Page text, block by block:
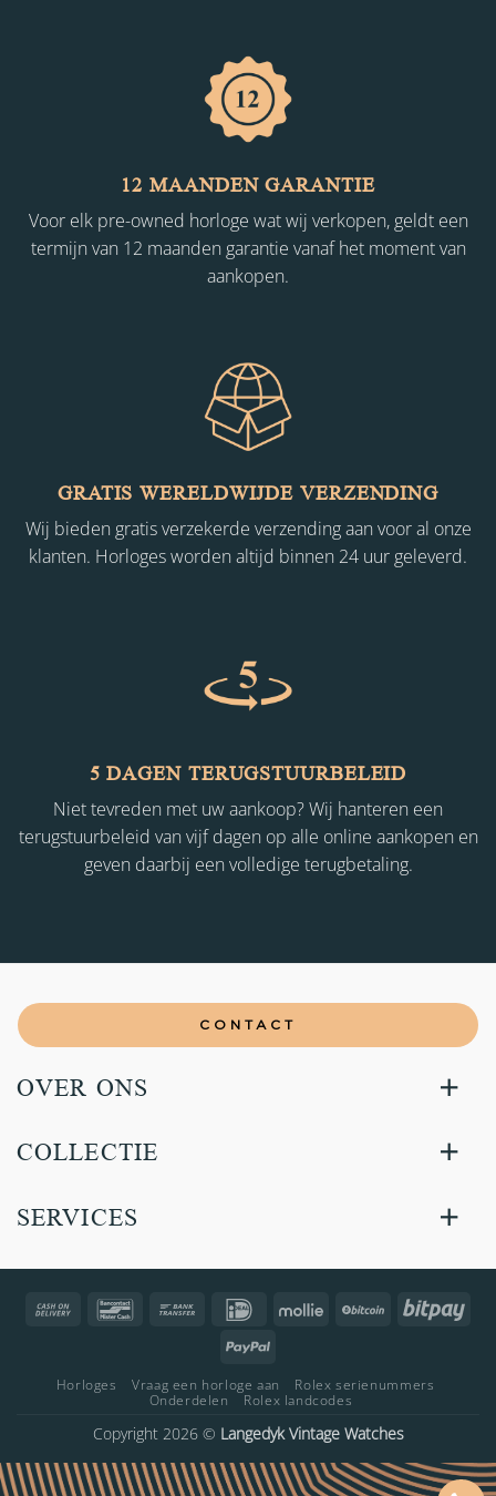
12 MAANDEN GARANTIE
Voor elk pre-owned horloge wat wij verkopen, geldt een
termijn van 12 maanden garantie vanaf het moment van
aankopen.
GRATIS WERELDWIJDE VERZENDING
Wij bieden gratis verzekerde verzending aan voor al onze
klanten. Horloges worden altijd binnen 24 uur geleverd.
5 DAGEN TERUGSTUURBELEID
Niet tevreden met uw aankoop? Wij hanteren een
terugstuurbeleid van vijf dagen op alle online aankopen en
geven daarbij een volledige terugbetaling.
CONTACT
OVER ONS
COLLECTIE
SERVICES
Cash
Bancontact Bank
IDeal Mollie BitCoin
PayPal
Horloges Vraag een horloge aan
Rolex serienummers
Onderdelen
Rolex landcodes
Copyright 2026 © Langedyk Vintage Watches